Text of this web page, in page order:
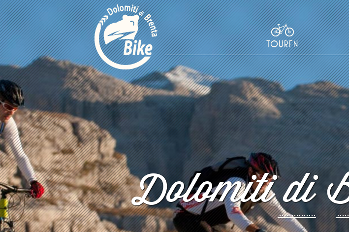
TOUREN
Dolomiti di